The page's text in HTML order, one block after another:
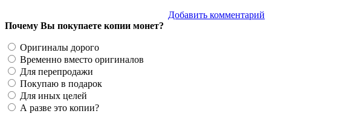
Добавить комментарий
Почему Вы покупаете копии монет?
Оригиналы дорого
Временно вместо оригиналов
Для перепродажи
Покупаю в подарок
Для иных целей
А разве это копии?